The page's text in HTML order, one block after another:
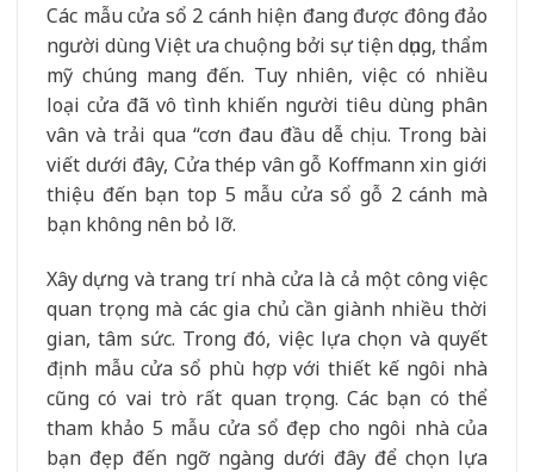
Các mẫu cửa sổ 2 cánh hiện đang được đông đảo
người dùng Việt ưa chuộng bởi sự tiện dụng, thẩm
mỹ chúng mang đến. Tuy nhiên, việc có nhiều
loại cửa đã vô tình khiến người tiêu dùng phân
vân và trải qua “cơn đau đầu dễ chịu. Trong bài
viết dưới đây, Cửa thép vân gỗ Koffmann xin giới
thiệu đến bạn top 5 mẫu cửa sổ gỗ 2 cánh mà
bạn không nên bỏ lỡ.
Xây dựng và trang trí nhà cửa là cả một công việc
quan trọng mà các gia chủ cần giành nhiều thời
gian, tâm sức. Trong đó, việc lựa chọn và quyết
định mẫu cửa sổ phù hợp với thiết kế ngôi nhà
cũng có vai trò rất quan trọng. Các bạn có thể
tham khảo 5 mẫu cửa sổ đẹp cho ngôi nhà của
bạn đẹp đến ngỡ ngàng dưới đây để chọn lựa